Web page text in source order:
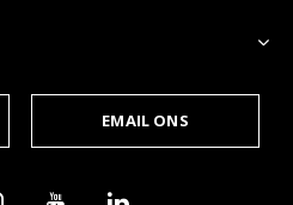
EMAIL ONS